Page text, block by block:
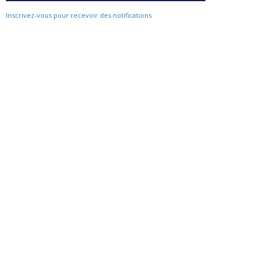
Inscrivez-vous pour recevoir des notifications